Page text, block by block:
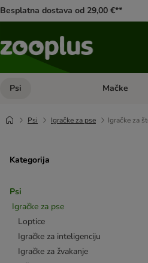
Besplatna dostava od 29,00 €**
Psi Pregled
Mačke
Psi Igračke za pse Igračke za
Kategorija
Psi
Igračke za pse
Loptice
Igračke za inteligenciju
Igračke za žvakanje